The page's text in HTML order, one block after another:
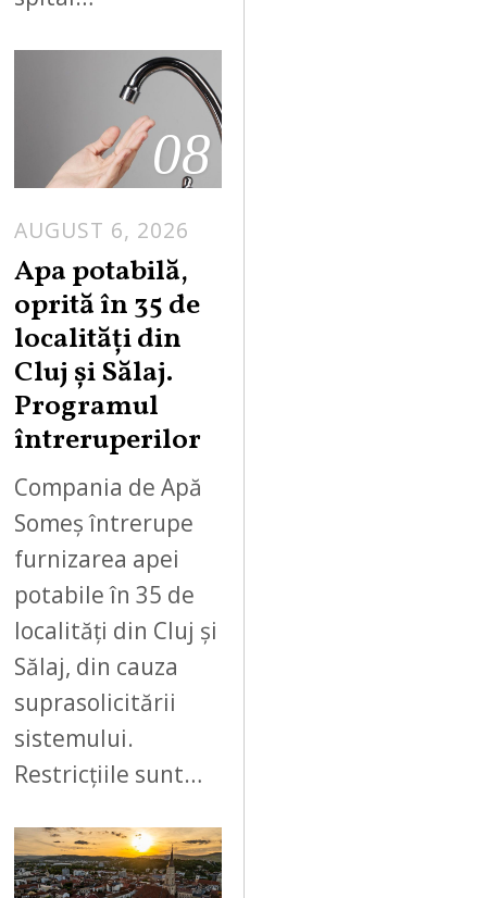
08
AUGUST 6, 2026
Apa potabilă,
oprită în 35 de
localități din
Cluj și Sălaj.
Programul
întreruperilor
Compania de Apă
Someș întrerupe
furnizarea apei
potabile în 35 de
localități din Cluj și
Sălaj, din cauza
suprasolicitării
sistemului.
Restricțiile sunt…